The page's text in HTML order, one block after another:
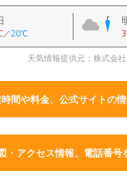
／20℃
天気情報提供元：株式会
間や料金、公式サイトの
・アクセス情報、電話番号